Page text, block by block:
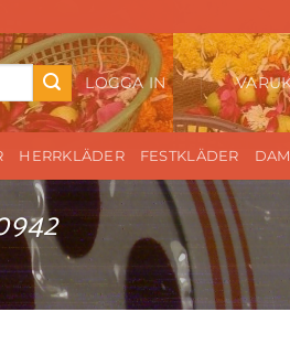
LOGGA IN
HERRKLÄDER FESTKLÄDER